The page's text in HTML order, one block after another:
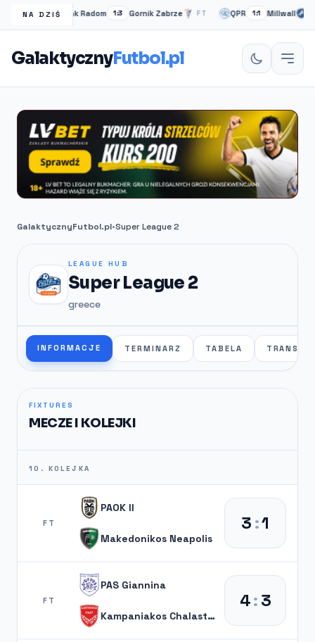
NA DZIŚ
Radomiak Radom 1:3 Gornik Zabrze FT QPR 1:1 Millwall
GalaktycznyFutbol.pl
GalaktycznyFutbol.pl•Super League 2
LEAGUE HUB
Super League 2
greece
INFORMACJE TERMINARZ TABELA
FIXTURES
MECZE I KOLEJKI
10. KOLEJKA
FT
PAOK II
Makedonikos Neapolis
3:1
FT
PAS Giannina
Kampaniakos Chalastra
4:3